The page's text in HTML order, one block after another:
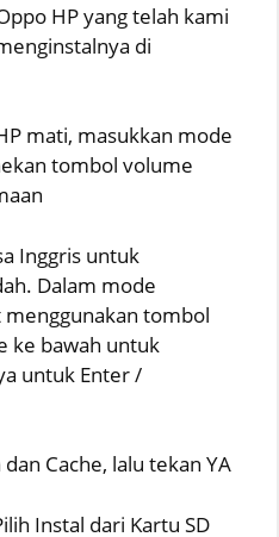
HP yang telah kami
di
mati, masukkan mode
tombol volume
Inggris untuk
Dalam mode
tombol
ke bawah untuk
untuk Enter /
Cache, lalu tekan YA
Instal dari Kartu SD